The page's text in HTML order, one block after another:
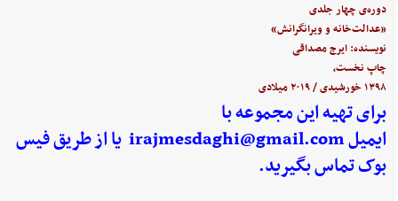
دوره‌ی چهار جلدی
«عدالت‌خانه و ویرانگرانش»
نویسنده: ایرج مصداقی
چاپ نخست،
۱۳۹۸ خورشیدی / ۲۰۱۹ میلادی
برای تهیه این مجموعه با
ایمیلirajmesdaghi@gmail.com یا از طریق فیس
بوک تماس بگیرید.